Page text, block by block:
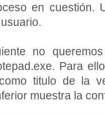
en cuestión.
no
Para
titulo de la
muestra la